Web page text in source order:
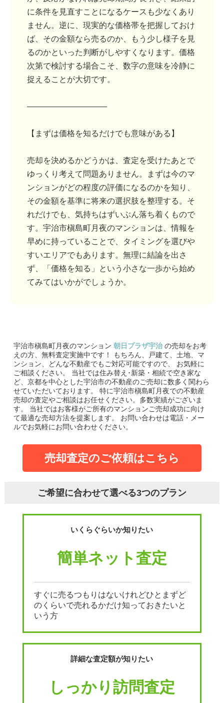
に条件を見直すことになるケースも少なくあり
ません。逆に、現実的な価格帯を把握しておけ
ば、その金額なら売るのか、もう少し様子を見
るのかといった判断がしやすくなります。価格
次第で検討する場合こそ、数字の意味を冷静に
捉えることが大切です。
――――――――――
【まずは価格を知るだけでも意味がある】
売却を決めるかどうかは、査定を受けたあとで
ゆっくり考えて問題ありません。まずは今のマ
ンションがどの程度の評価になるのかを知り、
その金額を基準に将来の選択肢を整理する。そ
れだけでも、気持ちはずいぶん落ち着くもので
す。宇治市槇島町月夜のマンションは、情報を
早めに持っていることで、タイミングを選びや
すいエリアでもあります。無理に結論を出さ
ず、「価格を知る」という小さな一歩から始め
てみてはいかがでしょうか。
宇治市槇島町月夜のマンション 朝日プラザ宇治 の売却をお考
えの方、無料査定実施中です！
もちろん、戸建て、土地、マ
ンション、どんな不動産でもご対応可能ですので、 お気軽に
ご相談ください。
当社では住み替え･新築・相続で空き家な
ど、京都を中心とした宇治市の不動産のご売却に数多く関わら
せていただいております。
特に宇治市槇島町月夜での不動産
売却の査定やご相談はお任せください。多数実績がございま
す。
当社ではお客様がご所有のマンションご売却成功に向け
て最適な売却方法を提案します。
お問い合わせは電話・メー
ルでお気軽にお問い合わせください。
売却査定のご依頼はこちら
ご希望に合わせて選べる3つのプラン
いくらぐらいか知りたい
簡単ネット査定
すぐに売るつもりはないけれどひとまずど
のくらいで売れるかだけ知っておきたいと
いう方
詳細な査定額が知りたい
しっかり訪問査定